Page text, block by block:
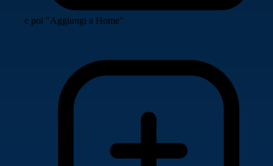
e poi "Aggiungi a Home"